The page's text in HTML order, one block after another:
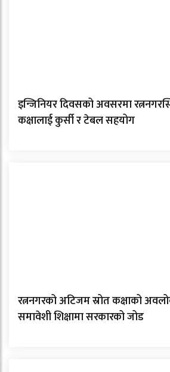
इन्जिनियर दिवसको अवसरमा
कक्षालाई कुर्सी र टेबल सहयोग
रत्ननगरको अटिजम स्रोत कक्षाको
समावेशी शिक्षामा सरकारको जोड